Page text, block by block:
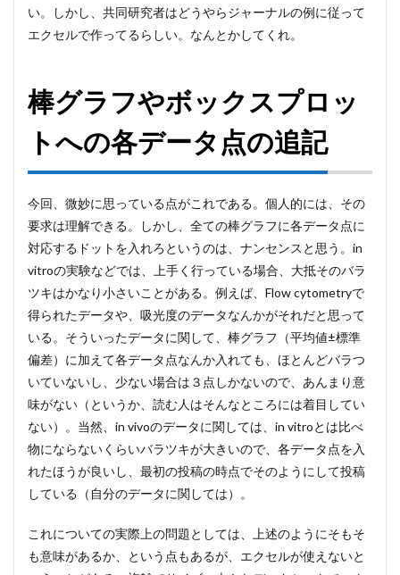
い。しかし、共同研究者はどうやらジャーナルの例に従って
エクセルで作ってるらしい。なんとかしてくれ。
棒グラフやボックスプロッ
トへの各データ点の追記
今回、微妙に思っている点がこれである。個人的には、その
要求は理解できる。しかし、全ての棒グラフに各データ点に
対応するドットを入れろというのは、ナンセンスと思う。in
vitroの実験などでは、上手く行っている場合、大抵そのバラ
ツキはかなり小さいことがある。例えば、Flow cytometryで
得られたデータや、吸光度のデータなんかがそれだと思って
いる。そういったデータに関して、棒グラフ（平均値±標準
偏差）に加えて各データ点なんか入れても、ほとんどバラつ
いていないし、少ない場合は３点しかないので、あんまり意
味がない（というか、読む人はそんなところには着目してい
ない）。当然、in vivoのデータに関しては、in vitroとは比べ
物にならないくらいバラツキが大きいので、各データ点を入
れたほうが良いし、最初の投稿の時点でそのようにして投稿
している（自分のデータに関しては）。
これについての実際上の問題としては、上述のようにそもそ
も意味があるか、という点もあるが、エクセルが使えないと